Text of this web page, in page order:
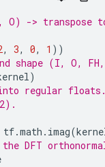
O) -> transpose
, 3, 0, 1 ))
shape (I, O,
)
into regular
tf.math . imag(
DFT